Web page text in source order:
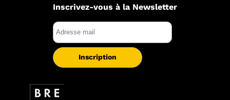
Inscrivez-vous à la Newsletter